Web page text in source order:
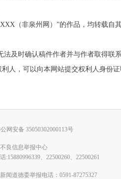
（非泉州网）”的作品，均转载自
及时确认稿件作者并与作者取得联
人，可以向本网站提交权利人身份
网安备 35050302000113号
良信息举报中心
:15880996339、22500260、22500261
闻道德委举报电话：0591-87275327